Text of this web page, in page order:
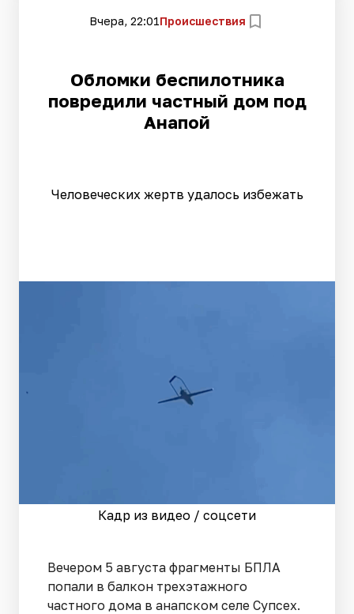
Вчера, 22:01Происшествия
Обломки беспилотника
повредили частный дом под
Анапой
Человеческих жертв удалось избежать
Кадр из видео / соцсети
Вечером 5 августа фрагменты БПЛА
попали в балкон трехэтажного
частного дома в анапском селе Супсех.